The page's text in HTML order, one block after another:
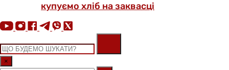
купуємо хліб на заквасці
×